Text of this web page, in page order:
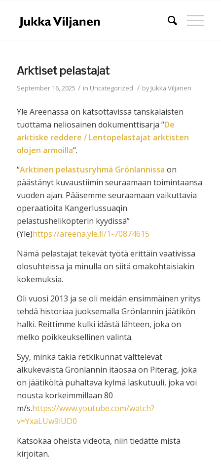
Arktiset pelastajat
September 16, 2025 / in Uncategorized / byJukka Viljanen
Yle Areenassa on katsottavissa tanskalaisten
tuottama neliosainen dokumenttisarja “De
arktiske reddere / Lentopelastajat arktisten
olojen armoilla“.
“Arktinen pelastusryhmä Grönlannissa on
päästänyt kuvaustiimin seuraamaan toimintaansa
vuoden ajan. Pääsemme seuraamaan vaikuttavia
operaatioita Kangerlussuaqin
pelastushelikopterin kyydissä”
(Yle)https://areena.yle.fi/1-70874615
Nämä pelastajat tekevät työtä erittäin vaativissa
olosuhteissa ja minulla on siitä omakohtaisiakin
kokemuksia.
Oli vuosi 2013 ja se oli meidän ensimmäinen yritys
tehdä historiaa juoksemalla Grönlannin jäätikön
halki. Reittimme kulki idästä lähteen, joka on
melko poikkeuksellinen valinta.
Syy, minkä takia retkikunnat välttelevät
alkukeväistä Grönlannin itäosaa on Piterag, joka
on jäätiköltä puhaltava kylmä laskutuuli, joka voi
nousta korkeimmillaan 80
m/s.https://www.youtube.com/watch?
v=YxaLUw9lUD0
Katsokaa oheista videota, niin tiedätte mistä
kirjoitan.